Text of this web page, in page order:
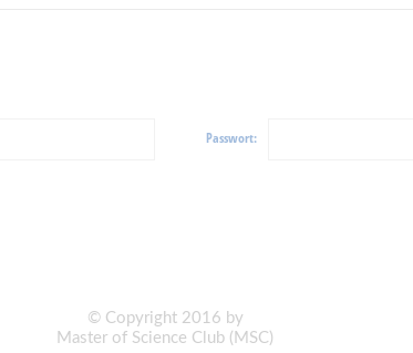
Passwort:
© Copyright 2016 by
Master of Science Club (MSC)